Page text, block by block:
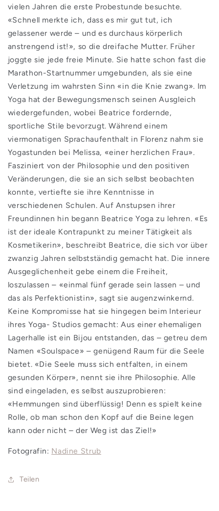
vielen Jahren die erste Probestunde besuchte.
«Schnell merkte ich, dass es mir gut tut, ich
gelassener werde – und es durchaus körperlich
anstrengend ist!», so die dreifache Mutter. Früher
joggte sie jede freie Minute. Sie hatte schon fast die
Marathon-Startnummer umgebunden, als sie eine
Verletzung im wahrsten Sinn «in die Knie zwang». Im
Yoga hat der Bewegungsmensch seinen Ausgleich
wiedergefunden, wobei Beatrice fordernde,
sportliche Stile bevorzugt. Während einem
viermonatigen Sprachaufenthalt in Florenz nahm sie
Yogastunden bei Melissa, «einer herzlichen Frau».
Fasziniert von der Philosophie und den positiven
Veränderungen, die sie an sich selbst beobachten
konnte, vertiefte sie ihre Kenntnisse in
verschiedenen Schulen. Auf Anstupsen ihrer
Freundinnen hin begann Beatrice Yoga zu lehren. «Es
ist der ideale Kontrapunkt zu meiner Tätigkeit als
Kosmetikerin», beschreibt Beatrice, die sich vor über
zwanzig Jahren selbstständig gemacht hat. Die innere
Ausgeglichenheit gebe einem die Freiheit,
loszulassen – «einmal fünf gerade sein lassen – und
das als Perfektionistin», sagt sie augenzwinkernd.
Keine Kompromisse hat sie hingegen beim Interieur
ihres Yoga- Studios gemacht: Aus einer ehemaligen
Lagerhalle ist ein Bijou entstanden, das – getreu dem
Namen «Soulspace» – genügend Raum für die Seele
bietet. «Die Seele muss sich entfalten, in einem
gesunden Körper», nennt sie ihre Philosophie. Alle
sind eingeladen, es selbst auszuprobieren:
«Hemmungen sind überflüssig! Denn es spielt keine
Rolle, ob man schon den Kopf auf die Beine legen
kann oder nicht – der Weg ist das Ziel!»
Fotografin: Nadine Strub
Teilen